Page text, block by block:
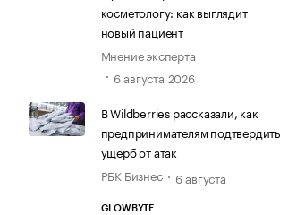
косметологу: как выглядит
новый пациент
Мнение эксперта
6 августа 2026
В Wildberries рассказали, как
предпринимателям подтвердить
ущерб от атак
РБК Бизнес
6 августа
GLOWBYTE